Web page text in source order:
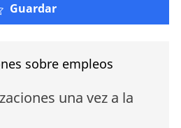
Guardar
sobre empleos
una vez a la